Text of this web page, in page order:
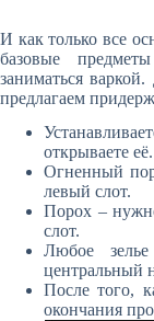
И как только все
базовые
заниматься
предлагаем
открываете её.
Огненный
левый слот.
Порох –
слот.
Любое
центральный
После того,
окончания